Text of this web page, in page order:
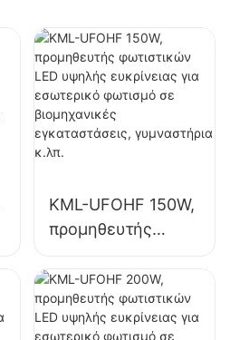
χώρους,
γυμναστήρια κ.λπ.
KML-UFOHF 150W,
προμηθευτής
φωτιστικών LED
υψηλής ευκρίνειας
για εσωτερικό
φωτισμό σε